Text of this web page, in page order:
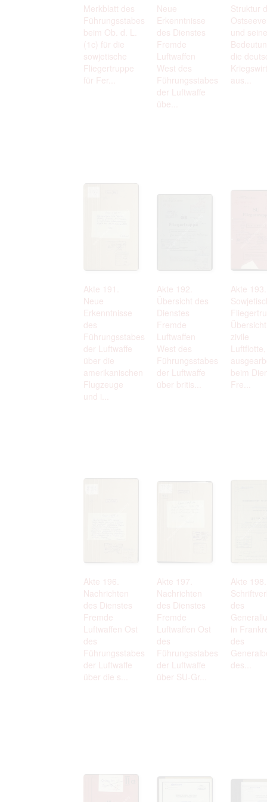
Merkblatt des
Führungsstabes
beim Ob. d. L.
(1c) für die
sowjetische
Fliegertruppe
für Fer...
Neue
Erkenntnisse
des Dienstes
Fremde
Luftwaffen
West des
Führungsstabes
der Luftwaffe
übe...
Struktur
und seine
die
aus...
Akte 191.
Neue
Erkenntnisse
des
Führungsstabes
der Luftwaffe
über die
amerikanischen
Flugzeuge
und i...
Akte 192.
Übersicht des
Dienstes
Fremde
Luftwaffen
West des
Führungsstabes
der Luftwaffe
über britis...
Akte 193.
zivile
Luftflotte,
beim
Fre...
Akte 196.
Nachrichten
des Dienstes
Fremde
Luftwaffen Ost
des
Führungsstabes
der Luftwaffe
über die s...
Akte 197.
Nachrichten
des Dienstes
Fremde
Luftwaffen Ost
des
Führungsstabes
der Luftwaffe
über SU-Gr...
Akte 198.
des
in
des
des...